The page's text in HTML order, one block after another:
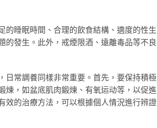
的睡眠時間、合理的飲食結構、適度的性生
的發生。此外，戒煙限酒、遠離毒品等不良
日常調養同樣非常重要。首先，要保持積極
煉，如盆底肌肉鍛煉、有氧运动等，以促進
效的治療方法，可以根據個人情況進行辨證